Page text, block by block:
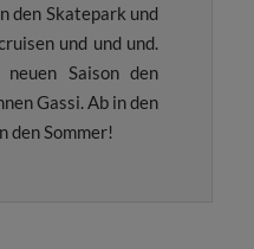
den Skatepark und
und und und.
Saison den
Gassi. Ab in den
den Sommer!